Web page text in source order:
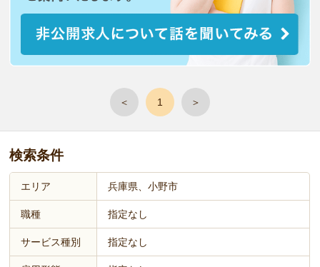
＜ 1 ＞
検索条件
エリア 兵庫県、小野市
職種 指定なし
サービス種別 指定なし